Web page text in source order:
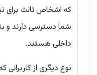
که اشخاص ثالث برای
شما دسترسی دارند و
داخلی هستند.
نوع دیگری از کاربرانی